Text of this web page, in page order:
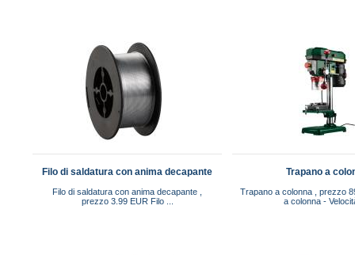
Filo di saldatura con anima decapante
Filo di saldatura con anima decapante ,
prezzo 3.99 EUR Filo ...
Trapano a
Trapano a colonna , prezzo
a colonna -